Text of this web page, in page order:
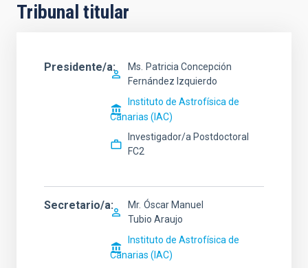
Tribunal titular
Presidente/a Ms.
Patricia Concepción
Fernández Izquierdo
Instituto de Astrofísica de
Canarias (IAC)
Investigador/a Postdoctoral
FC2
Secretario/a Mr. Óscar Manuel
Tubio Araujo
Instituto de Astrofísica de
Canarias (IAC)